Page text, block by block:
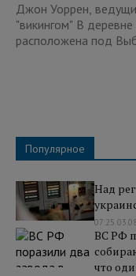
Джон Уоррен,
"викингом" В деревне
расположена под
Популярное
Над
07:25
ВС РФ
что